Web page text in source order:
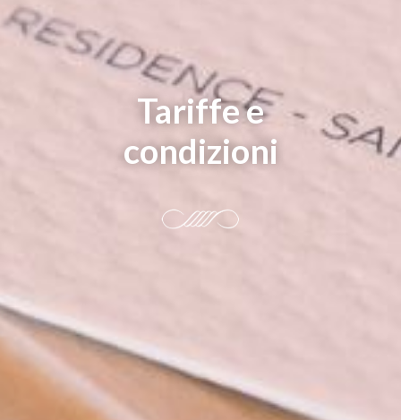
Tariffe e
condizioni